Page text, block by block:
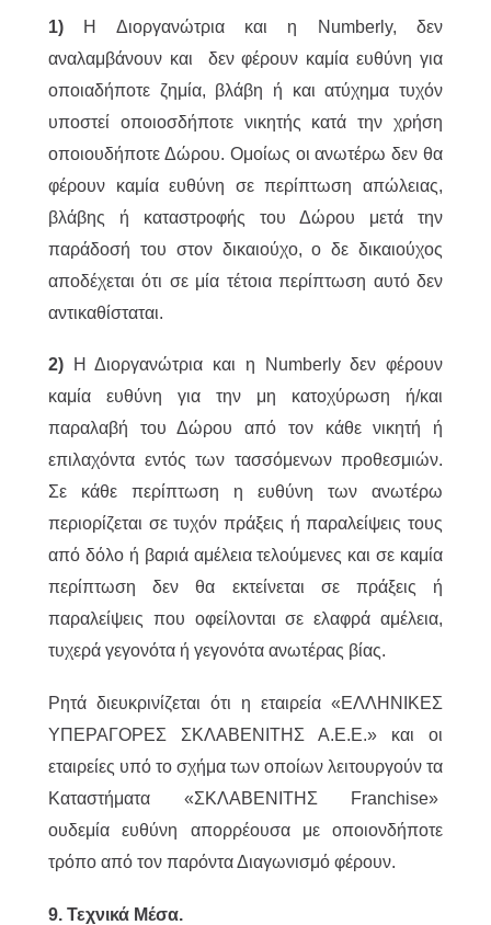
1) Η Διοργανώτρια και η Numberly, δεν
αναλαμβάνουν και δεν φέρουν καμία ευθύνη για
οποιαδήποτε ζημία, βλάβη ή και ατύχημα τυχόν
υποστεί οποιοσδήποτε νικητής κατά την χρήση
οποιουδήποτε Δώρου. Ομοίως οι ανωτέρω δεν θα
φέρουν καμία ευθύνη σε περίπτωση απώλειας,
βλάβης ή καταστροφής του Δώρου μετά την
παράδοσή του στον δικαιούχο, ο δε δικαιούχος
αποδέχεται ότι σε μία τέτοια περίπτωση αυτό δεν
αντικαθίσταται.
2) Η Διοργανώτρια και η Numberly δεν φέρουν
καμία ευθύνη για την μη κατοχύρωση ή/και
παραλαβή του Δώρου από τον κάθε νικητή ή
επιλαχόντα εντός των τασσόμενων προθεσμιών.
Σε κάθε περίπτωση η ευθύνη των ανωτέρω
περιορίζεται σε τυχόν πράξεις ή παραλείψεις τους
από δόλο ή βαριά αμέλεια τελούμενες και σε καμία
περίπτωση δεν θα εκτείνεται σε πράξεις ή
παραλείψεις που οφείλονται σε ελαφρά αμέλεια,
τυχερά γεγονότα ή γεγονότα ανωτέρας βίας.
Ρητά διευκρινίζεται ότι η εταιρεία «ΕΛΛΗΝΙΚΕΣ
ΥΠΕΡΑΓΟΡΕΣ ΣΚΛΑΒΕΝΙΤΗΣ Α.Ε.Ε.» και οι
εταιρείες υπό το σχήμα των οποίων λειτουργούν τα
Καταστήματα «ΣΚΛΑΒΕΝΙΤΗΣ Franchise»
ουδεμία ευθύνη απορρέουσα με οποιονδήποτε
τρόπο από τον παρόντα Διαγωνισμό φέρoυν.
9. Τεχνικά Μέσα.